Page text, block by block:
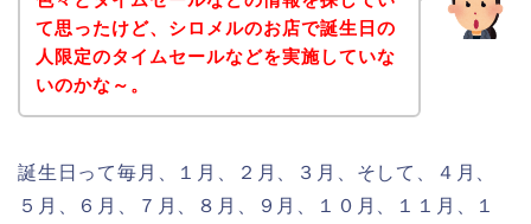
て思ったけど、シロメルのお店で誕生日の
人限定のタイムセールなどを実施していな
いのかな～。
誕生日って毎月、１月、２月、３月、そして、４月、
５月、６月、７月、８月、９月、１０月、１１月、１